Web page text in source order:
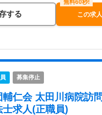
する この求
募集停止
輔仁会 太田川病院訪
求人(正職員)